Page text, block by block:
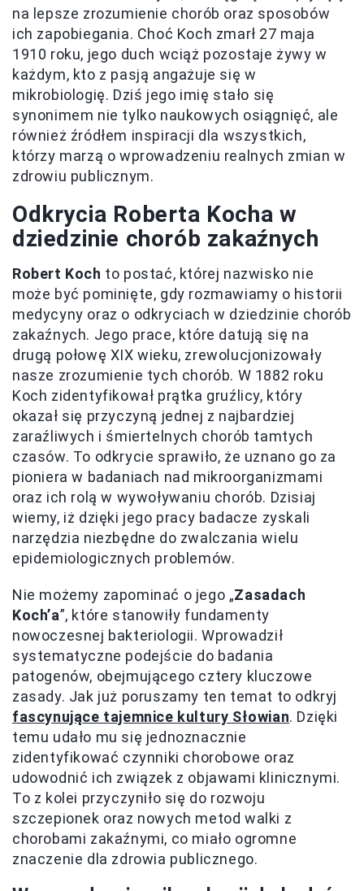
na lepsze zrozumienie chorób oraz sposobów
ich zapobiegania. Choć Koch zmarł 27 maja
1910 roku, jego duch wciąż pozostaje żywy w
każdym, kto z pasją angażuje się w
mikrobiologię. Dziś jego imię stało się
synonimem nie tylko naukowych osiągnięć, ale
również źródłem inspiracji dla wszystkich,
którzy marzą o wprowadzeniu realnych zmian w
zdrowiu publicznym.
Odkrycia Roberta Kocha w
dziedzinie chorób zakaźnych
Robert Koch to postać, której nazwisko nie
może być pominięte, gdy rozmawiamy o historii
medycyny oraz o odkryciach w dziedzinie chorób
zakaźnych. Jego prace, które datują się na
drugą połowę XIX wieku, zrewolucjonizowały
nasze zrozumienie tych chorób. W 1882 roku
Koch zidentyfikował prątka gruźlicy, który
okazał się przyczyną jednej z najbardziej
zaraźliwych i śmiertelnych chorób tamtych
czasów. To odkrycie sprawiło, że uznano go za
pioniera w badaniach nad mikroorganizmami
oraz ich rolą w wywoływaniu chorób. Dzisiaj
wiemy, iż dzięki jego pracy badacze zyskali
narzędzia niezbędne do zwalczania wielu
epidemiologicznych problemów.
Nie możemy zapominać o jego „Zasadach
Koch’a”, które stanowiły fundamenty
nowoczesnej bakteriologii. Wprowadził
systematyczne podejście do badania
patogenów, obejmującego cztery kluczowe
zasady. Jak już poruszamy ten temat to odkryj
fascynujące tajemnice kultury Słowian. Dzięki
temu udało mu się jednoznacznie
zidentyfikować czynniki chorobowe oraz
udowodnić ich związek z objawami klinicznymi.
To z kolei przyczyniło się do rozwoju
szczepionek oraz nowych metod walki z
chorobami zakaźnymi, co miało ogromne
znaczenie dla zdrowia publicznego.